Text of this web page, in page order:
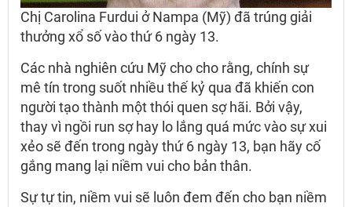
Chị Carolina Furdui ở Nampa (Mỹ) đã trúng giải
thưởng xổ số vào thứ 6 ngày 13.
Các nhà nghiên cứu Mỹ cho cho rằng, chính sự
mê tín trong suốt nhiều thế kỷ qua đã khiến con
người tạo thành một thói quen sợ hãi. Bởi vậy,
thay vì ngồi run sợ hay lo lắng quá mức vào sự xui
xẻo sẽ đến trong ngày thứ 6 ngày 13, bạn hãy cố
gắng mang lại niềm vui cho bản thân.
Sự tự tin, niềm vui sẽ luôn đem đến cho bạn niềm